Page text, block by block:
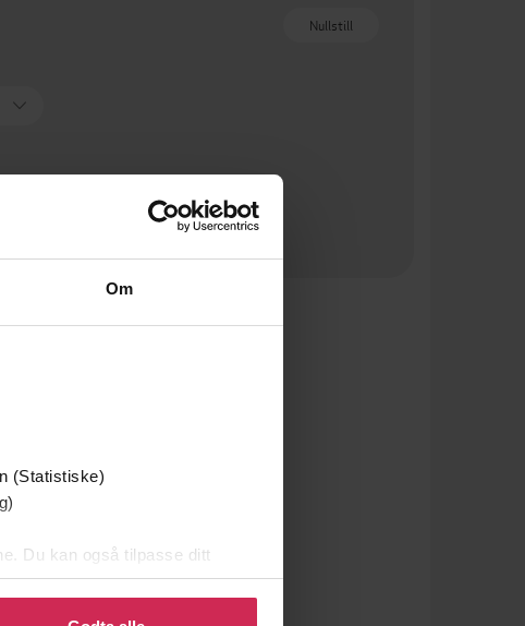
Om
(Statistiske)
Du kan også tilpasse ditt
eller endre ditt samtykke.
Nullstill